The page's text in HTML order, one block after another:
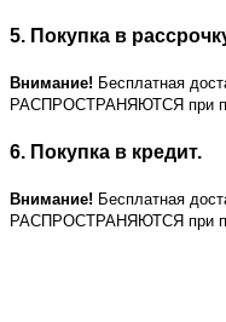
5. Покупка в
Внимание! Бесплатная
РАСПРОСТРАНЯЮТСЯ при
6. Покупка в кредит.
Внимание! Бесплатная
РАСПРОСТРАНЯЮТСЯ при